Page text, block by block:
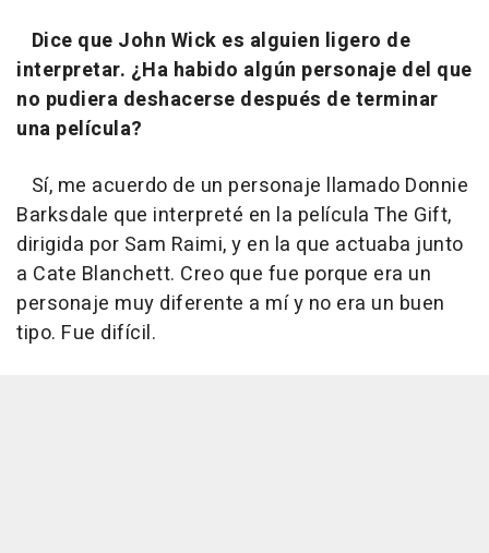
Dice que John Wick es alguien ligero de
interpretar. ¿Ha habido algún personaje del que
no pudiera deshacerse después de terminar
una película?
Sí, me acuerdo de un personaje llamado Donnie
Barksdale que interpreté en la película The Gift,
dirigida por Sam Raimi, y en la que actuaba junto
a Cate Blanchett. Creo que fue porque era un
personaje muy diferente a mí y no era un buen
tipo. Fue difícil.